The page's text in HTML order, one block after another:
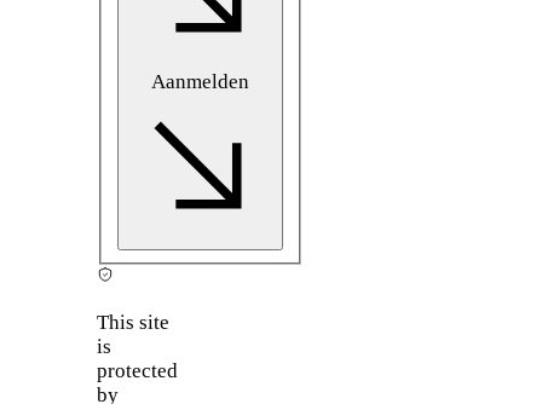
Aanmelden
This site
is
protected
by